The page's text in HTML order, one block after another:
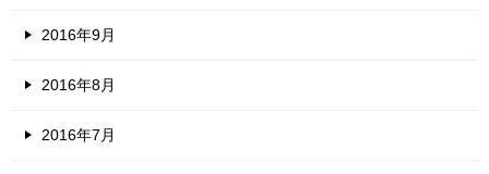
2016年9月
2016年8月
2016年7月